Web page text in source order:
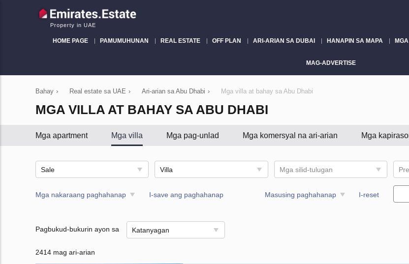
Property in UAE
HOME PAGE PAMUMUHUNAN REAL ESTATE OFF PLAN ARI-ARIAN SA DUBAI HANAPIN SA MAPA
MAG-ADVERTISE
Bahay › Real estate sa UAE › Ari-arian sa Abu Dhabi › Mga villa at bahay sa Abu Dhabi
MGA VILLA AT BAHAY SA ABU DHABI
Mga apartment Mga villa Mga pag-unlad Mga komersyal na ari-arian Mga
Sale Villa Mga silid-tulugan
Mga nakaraang paghahanap I-save ang paghahanap Masusing paghahanap I-reset
Pagbukud-bukurin ayon sa Katanyagan
2414 mag ari-arian